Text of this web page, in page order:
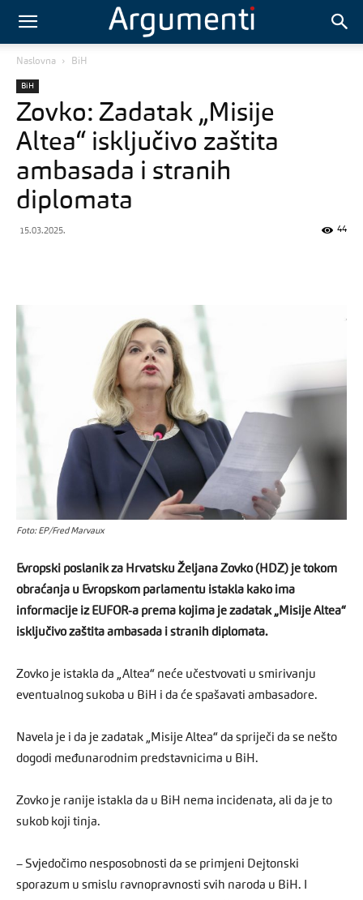
Naslovna BiH
BiH
Zovko: Zadatak „Misije
Altea“ isključivo zaštita
ambasada i stranih
diplomata
15.03.2025. 44
Foto: EP/Fred Marvaux
Evropski poslanik za Hrvatsku Željana Zovko (HDZ) je tokom
obraćanja u Evropskom parlamentu istakla kako ima
informacije iz EUFOR-a prema kojima je zadatak „Misije Altea“
isključivo zaštita ambasada i stranih diplomata.
Zovko je istakla da „Altea“ neće učestvovati u smirivanju
eventualnog sukoba u BiH i da će spašavati ambasadore.
Navela je i da je zadatak „Misije Altea“ da spriječi da se nešto
dogodi međunarodnim predstavnicima u BiH.
Zovko je ranije istakla da u BiH nema incidenata, ali da je to
sukob koji tinja.
– Svjedočimo nesposobnosti da se primjeni Dejtonski
sporazum u smislu ravnopravnosti svih naroda u BiH. I